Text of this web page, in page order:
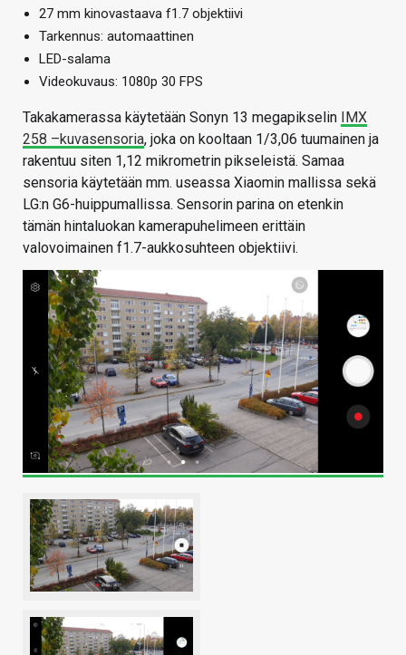
27 mm kinovastaava f1.7 objektiivi
Tarkennus: automaattinen
LED-salama
Videokuvaus: 1080p 30 FPS
Takakamerassa käytetään Sonyn 13 megapikselin IMX
258 –kuvasensoria, joka on kooltaan 1/3,06 tuumainen ja
rakentuu siten 1,12 mikrometrin pikseleistä. Samaa
sensoria käytetään mm. useassa Xiaomin mallissa sekä
LG:n G6-huippumallissa. Sensorin parina on etenkin
tämän hintaluokan kamerapuhelimeen erittäin
valovoimainen f1.7-aukkosuhteen objektiivi.